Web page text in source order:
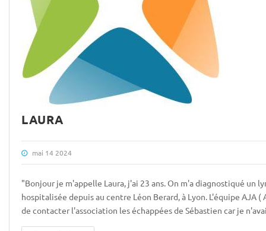
LAURA
mai 14 2024
"Bonjour je m'appelle Laura, j'ai 23 ans. On m'a diagnostiqué un
hospitalisée depuis au centre Léon Berard, à Lyon. L'équipe AJA
de contacter l'association les échappées de Sébastien car je